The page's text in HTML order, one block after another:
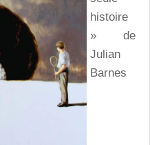
histoire
» de
Julian
Barnes